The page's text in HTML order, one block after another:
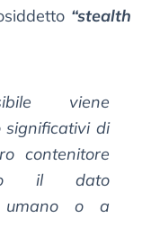
“stealth
viene
di
contenitore
il dato
umano o a